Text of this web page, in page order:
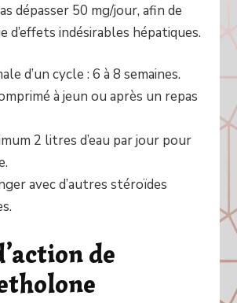
dépasser 50 mg/jour, afin de
d’effets indésirables hépatiques.
d’un cycle : 6 à 8 semaines.
à jeun ou après un repas
2 litres d’eau par jour pour
avec d’autres stéroïdes
de